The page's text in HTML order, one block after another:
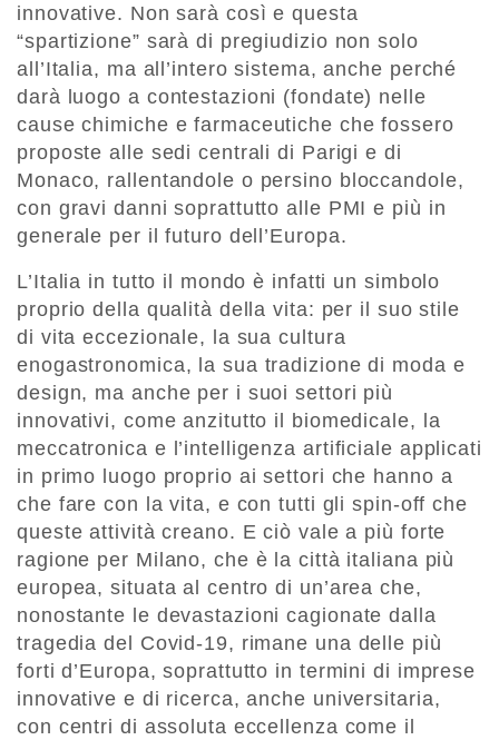
innovative. Non sarà così e questa
“spartizione” sarà di pregiudizio non solo
all’Italia, ma all’intero sistema, anche perché
darà luogo a contestazioni (fondate) nelle
cause chimiche e farmaceutiche che fossero
proposte alle sedi centrali di Parigi e di
Monaco, rallentandole o persino bloccandole,
con gravi danni soprattutto alle PMI e più in
generale per il futuro dell’Europa.
L’Italia in tutto il mondo è infatti un simbolo
proprio della qualità della vita: per il suo stile
di vita eccezionale, la sua cultura
enogastronomica, la sua tradizione di moda e
design, ma anche per i suoi settori più
innovativi, come anzitutto il biomedicale, la
meccatronica e l’intelligenza artificiale applicati
in primo luogo proprio ai settori che hanno a
che fare con la vita, e con tutti gli spin-off che
queste attività creano. E ciò vale a più forte
ragione per Milano, che è la città italiana più
europea, situata al centro di un’area che,
nonostante le devastazioni cagionate dalla
tragedia del Covid-19, rimane una delle più
forti d’Europa, soprattutto in termini di imprese
innovative e di ricerca, anche universitaria,
con centri di assoluta eccellenza come il